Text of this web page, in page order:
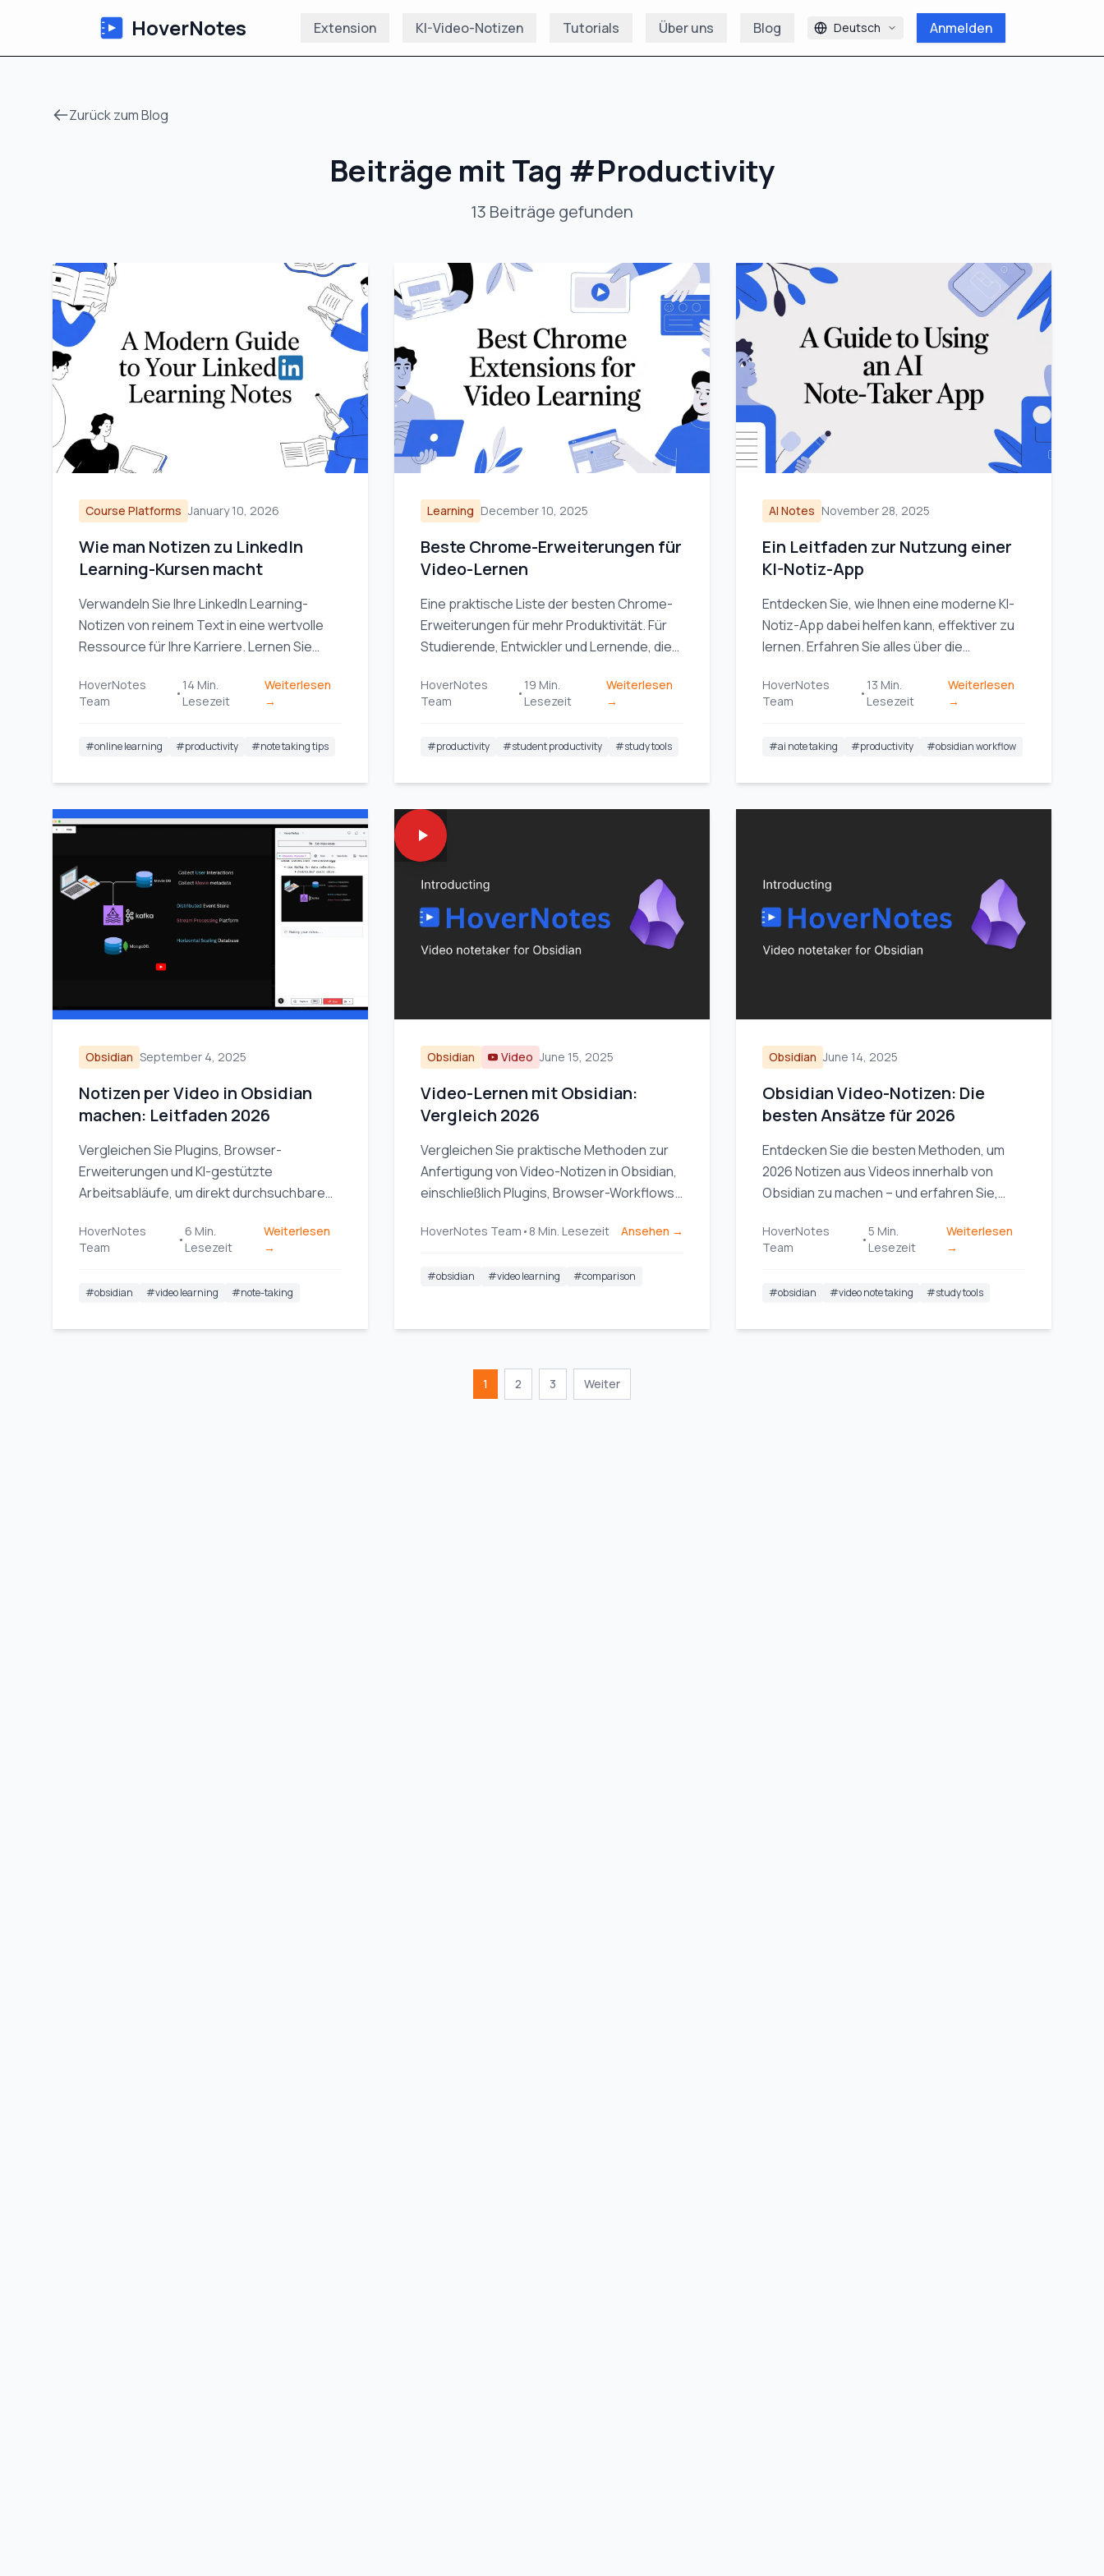
HoverNotes Extension KI-Video-Notizen Tutorials Über uns Blog Deutsch Anmelden
Zurück zum Blog
Beiträge mit Tag #Productivity
13 Beiträge gefunden
Course Platforms January 10, 2026
Wie man Notizen zu LinkedIn
Learning-Kursen macht
Verwandeln Sie Ihre LinkedIn Learning-
Notizen von reinem Text in eine wertvolle
Ressource für Ihre Karriere. Lernen Sie
Wissen zu erfassen, zu organisieren und
effektiv zu nutzen.
HoverNotes
Team
•
14 Min.
Lesezeit
Weiterlesen
→
#online learning #productivity #note taking tips
Learning December 10, 2025
Beste Chrome-Erweiterungen für
Video-Lernen
Eine praktische Liste der besten Chrome-
Erweiterungen für mehr Produktivität. Für
Studierende, Entwickler und Lernende, die
und mehr erledigen wollen.
HoverNotes
Team
•
19 Min.
Lesezeit
Weiterlesen
→
#productivity #student productivity #study tools
AI Notes November 28, 2025
Ein Leitfaden zur Nutzung einer
KI-Notiz-App
Entdecken Sie, wie Ihnen eine moderne KI-
Notiz-App dabei helfen kann, effektiver zu
lernen. Erfahren Sie alles über die
Arbeitsabläufe und wie Sie Ihre Daten
schützen können.
HoverNotes
Team
•
13 Min.
Lesezeit
Weiterlesen
→
#ai note taking #productivity #obsidian workflow
Obsidian September 4, 2025
Notizen per Video in Obsidian
machen: Leitfaden 2026
Vergleichen Sie Plugins, Browser-
Erweiterungen und KI-gestützte
Arbeitsabläufe, um direkt durchsuchbare
Wissensdatenbank aufzunehmen.
HoverNotes
Team
•
6 Min.
Lesezeit
Weiterlesen
→
#obsidian #video learning #note-taking
Obsidian Video June 15, 2025
Video-Lernen mit Obsidian:
Vergleich 2026
Vergleichen Sie praktische Methoden zur
Anfertigung von Video-Notizen in Obsidian,
einschließlich Plugins, Browser-Workflows
Lernprozesse.
HoverNotes Team • 8 Min. Lesezeit Ansehen →
#obsidian #video learning #comparison
Obsidian June 14, 2025
Obsidian Video-Notizen: Die
besten Ansätze für 2026
Entdecken Sie die besten Methoden, um
2026 Notizen aus Videos innerhalb von
Obsidian zu machen – und erfahren Sie,
Funktionen und nahtloser Integration
herausragt.
HoverNotes
Team
•
5 Min.
Lesezeit
Weiterlesen
→
#obsidian #video note taking #study tools
1 2 3 Weiter